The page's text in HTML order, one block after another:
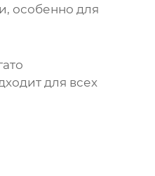
особенно для
для всех